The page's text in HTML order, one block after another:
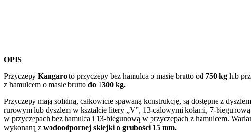
OPIS
Przyczepy Kangaro to przyczepy bez hamulca o masie brutto od 750 kg lub
z hamulcem o masie brutto do 1300 kg.
Przyczepy mają solidną, całkowicie spawaną konstrukcję, są dostępne z dyszlem
rurowym lub dyszlem w kształcie litery „V”, 13-calowymi kołami, 7-
w przyczepach bez hamulca i 13-biegunową w przyczepach z hamulcem.
wykonaną z wodoodpornej sklejki o grubości 15 mm.